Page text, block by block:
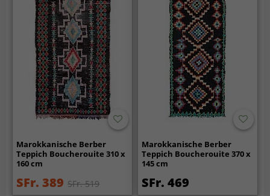
Marokkanische Berber
Teppich Boucherouite 310 x
160 cm
SFr. 389 SFr. 519
Marokkanische Berber
Teppich Boucherouite 370 x
145 cm
SFr. 469